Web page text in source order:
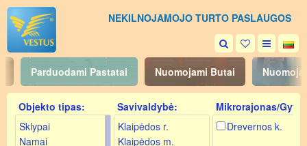
NEKILNOJAMOJO TURTO PASLAUGOS
Parduodami Pastatai Nuomojami Butai
Objekto tipas:
Sklypai
Namai
Savivaldybė:
Klaipėdos r.
Klaipėdos m.
Mikrorajonas/Gyv.:
Drevernos k.